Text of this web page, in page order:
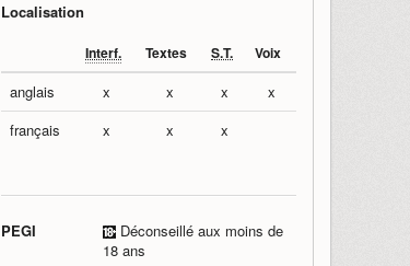
Localisation
Interf. Textes S.T. Voix
anglais x x x
x
français
x x x
PEGI
Déconseillé aux moins de
18 ans